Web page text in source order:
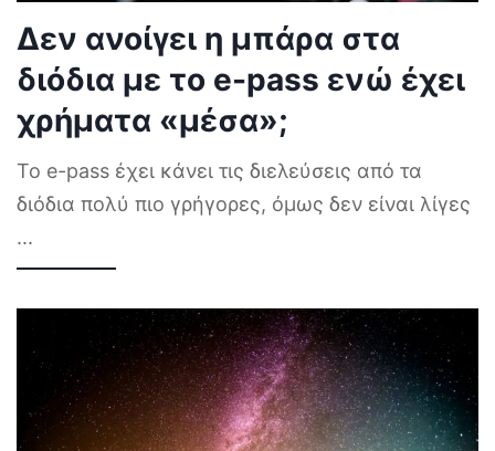
Δεν ανοίγει η μπάρα στα
διόδια με το e-pass ενώ έχει
χρήματα «μέσα»;
Το e-pass έχει κάνει τις διελεύσεις από τα
διόδια πολύ πιο γρήγορες, όμως δεν είναι λίγες
...